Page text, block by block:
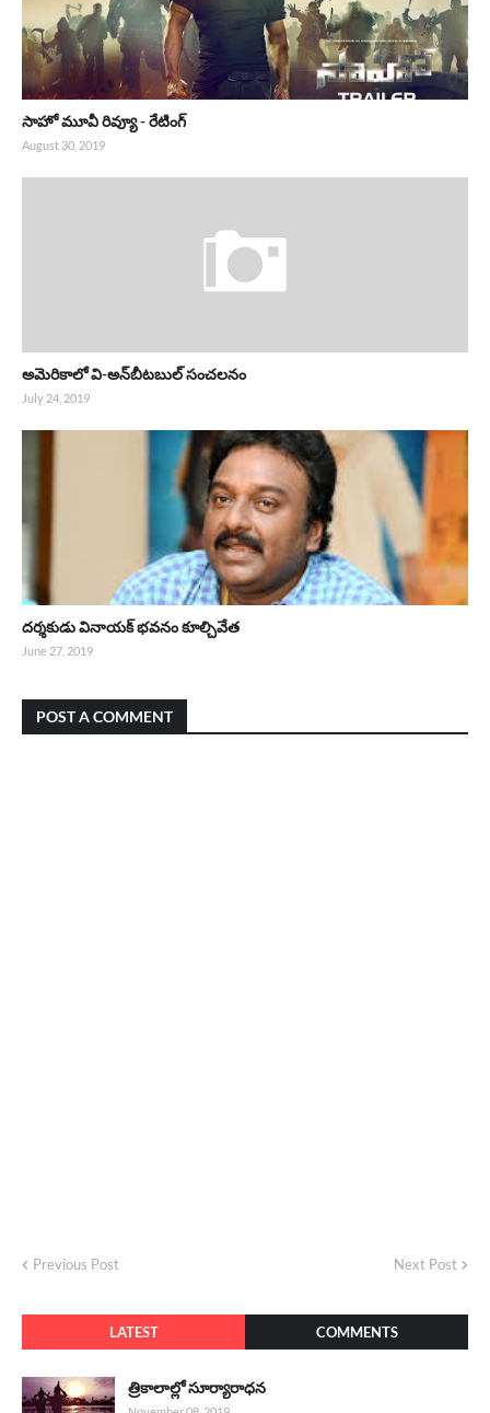
సాహో మూవీ రివ్యూ - రేటింగ్
August 30, 2019
అమెరికాలో వి-అన్‌బీటబుల్ సంచలనం
July 24, 2019
దర్శకుడు వినాయక్ భవనం కూల్చివేత
June 27, 2019
POST A COMMENT
Previous Post Next Post
LATEST COMMENTS
త్రికాలాల్లో సూర్యారాధన